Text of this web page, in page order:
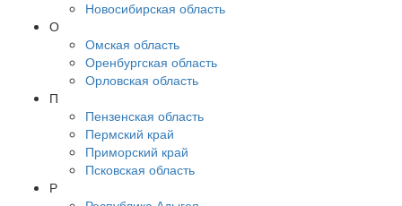
Новосибирская область
О
Омская область
Оренбургская область
Орловская область
П
Пензенская область
Пермский край
Приморский край
Псковская область
Р